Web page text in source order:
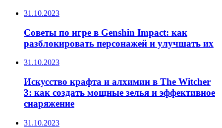
31.10.2023
Советы по игре в Genshin Impact: как
разблокировать персонажей и улучшать их
31.10.2023
Искусство крафта и алхимии в The Witcher
3: как создать мощные зелья и эффективное
снаряжение
31.10.2023